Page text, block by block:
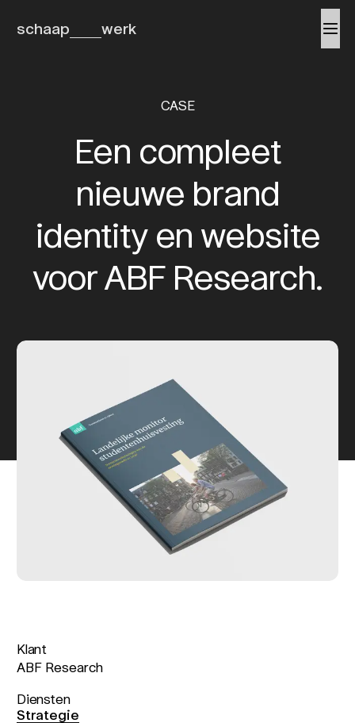
schaap werk
CASE
Een compleet
nieuwe brand
identity en website
voor ABF Research.
Klant
ABF Research
Diensten
Strategie